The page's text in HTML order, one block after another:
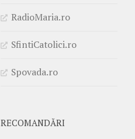
RadioMaria.ro
SfintiCatolici.ro
Spovada.ro
RECOMANDĂRI